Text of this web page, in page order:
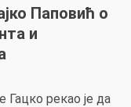
Паповић о
и
рекао је да